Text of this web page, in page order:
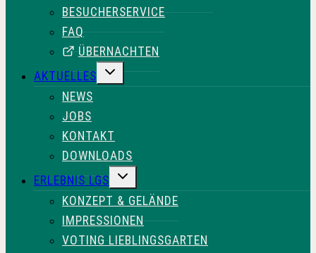
BESUCHERSERVICE
FAQ
ÜBERNACHTEN
AKTUELLES
UNTERMENÜ
NEWS
JOBS
KONTAKT
DOWNLOADS
ERLEBNIS LGS
UNTERMENÜ
KONZEPT & GELÄNDE
IMPRESSIONEN
VOTING LIEBLINGSGARTEN